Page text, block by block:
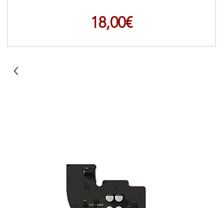
18,00€Prezzo